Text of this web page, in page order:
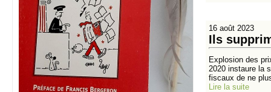
16 août 2023
Ils
Explosion des
2020 instaure la
fiscaux de ne
Lire la suite